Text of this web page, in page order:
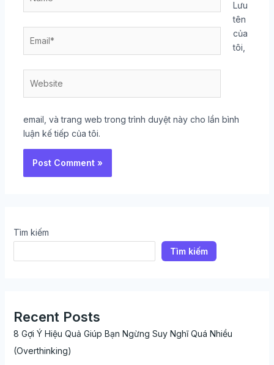
Lưu
tên
của
tôi,
email, và trang web trong trình duyệt này cho lần bình
luận kế tiếp của tôi.
Tìm kiếm
Tìm kiếm
Recent Posts
8 Gợi Ý Hiệu Quả Giúp Bạn Ngừng Suy Nghĩ Quá Nhiều
(Overthinking)